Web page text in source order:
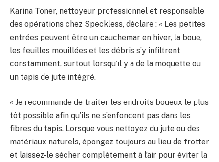
Karina Toner, nettoyeur professionnel et responsable
des opérations chez Speckless, déclare : « Les petites
entrées peuvent être un cauchemar en hiver, la boue,
les feuilles mouillées et les débris s’y infiltrent
constamment, surtout lorsqu’il y a de la moquette ou
un tapis de jute intégré.
« Je recommande de traiter les endroits boueux le plus
tôt possible afin qu’ils ne s’enfoncent pas dans les
fibres du tapis. Lorsque vous nettoyez du jute ou des
matériaux naturels, épongez toujours au lieu de frotter
et laissez-le sécher complètement à l’air pour éviter la